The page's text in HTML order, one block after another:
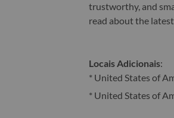
trustworthy, and
read about the
Locais Adicionais:
* United States of
* United States of